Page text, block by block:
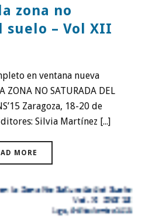
zona no
– Vol XII
en ventana nueva
ZONA NO SATURADA DEL
Zaragoza, 18-20 de
Silvia Martínez [...]
MORE